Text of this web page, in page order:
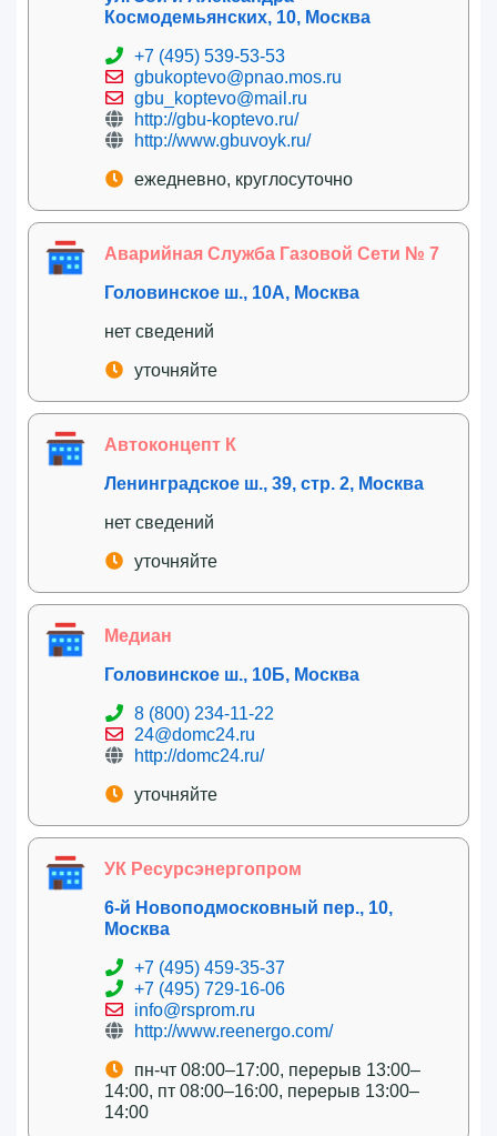
Космодемьянских, 10, Москва
+7 (495) 539-53-53
gbukoptevo@pnao.mos.ru
gbu_koptevo@mail.ru
http://gbu-koptevo.ru/
http://www.gbuvoyk.ru/
ежедневно, круглосуточно
Аварийная Служба Газовой Сети № 7
Головинское ш., 10А, Москва
нет сведений
уточняйте
Автоконцепт К
Ленинградское ш., 39, стр. 2, Москва
нет сведений
уточняйте
Медиан
Головинское ш., 10Б, Москва
8 (800) 234-11-22
24@domc24.ru
http://domc24.ru/
уточняйте
УК Ресурсэнергопром
6-й Новоподмосковный пер., 10,
Москва
+7 (495) 459-35-37
+7 (495) 729-16-06
info@rsprom.ru
http://www.reenergo.com/
пн-чт 08:00–17:00, перерыв 13:00–
14:00, пт 08:00–16:00, перерыв 13:00–
14:00